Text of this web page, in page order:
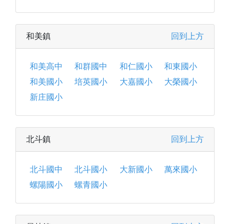
回到上方
和美鎮
和美高中 和群國中 和仁國小
和東國小
和美國小
培英國小 大嘉國小
大榮國小
新庄國小
回到上方
北斗鎮
北斗國中 北斗國小 大新國小
萬來國小
螺陽國小
螺青國小